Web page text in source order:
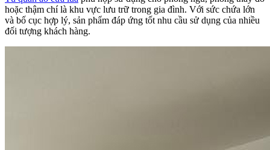
hoặc thậm chí là khu vực lưu trữ trong gia đình. Với sức chứa lớn
và bố cục hợp lý, sản phẩm đáp ứng tốt nhu cầu sử dụng của nhiều
đối tượng khách hàng.